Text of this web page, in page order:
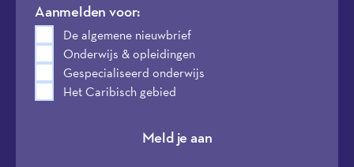
Aanmelden voor:
De algemene nieuwbrief
Onderwijs & opleidingen
Gespecialiseerd onderwijs
Het Caribisch gebied
Meld je aan